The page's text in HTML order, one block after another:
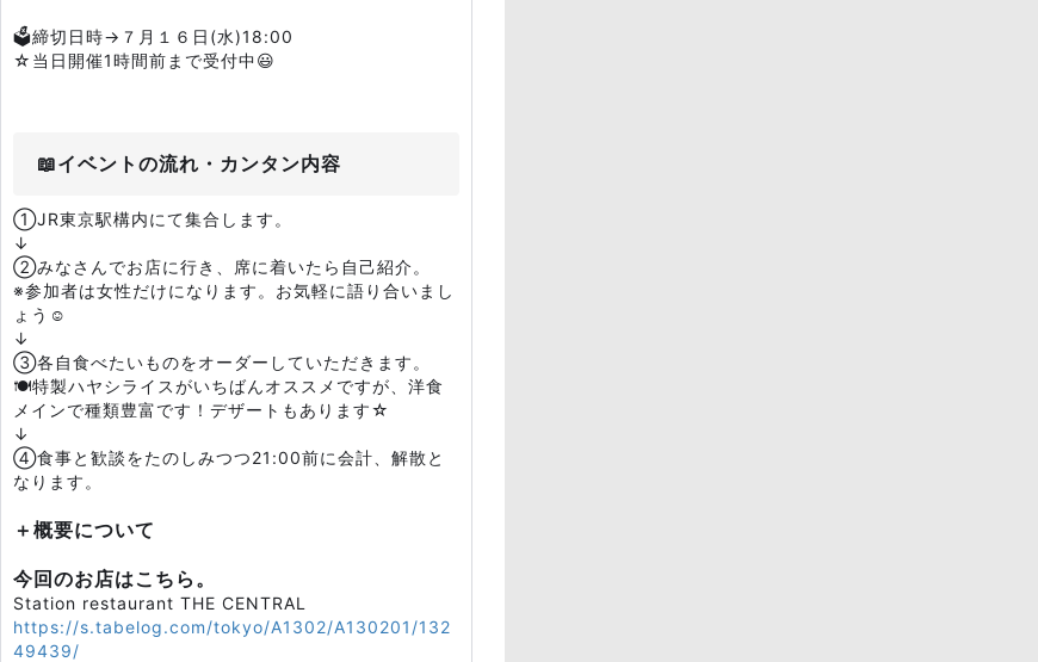
🗳️締切日時→７月１６日(水)18:00
☆当日開催1時間前まで受付中😃
📖イベントの流れ・カンタン内容
①JR東京駅構内にて集合します。
↓
②みなさんでお店に行き、席に着いたら自己紹介。
※参加者は女性だけになります。お気軽に語り合いまし
ょう☺️
↓
③各自食べたいものをオーダーしていただきます。
🍽️特製ハヤシライスがいちばんオススメですが、洋食
メインで種類豊富です！デザートもあります☆
↓
④食事と歓談をたのしみつつ21:00前に会計、解散と
なります。
＋概要について
今回のお店はこちら。
Station restaurant THE CENTRAL
https://s.tabelog.com/tokyo/A1302/A130201/132
49439/